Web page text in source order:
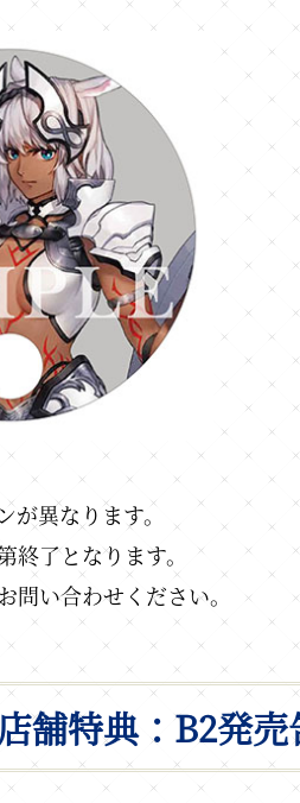
異なります。
了となります。
い合わせください。
舗特典：B2発